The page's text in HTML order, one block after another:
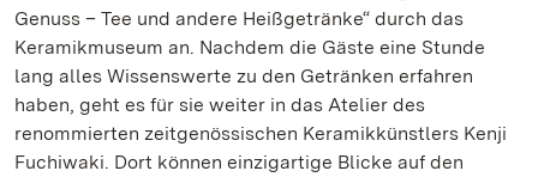
Genuss – Tee und andere Heißgetränke“ durch das
Keramikmuseum an. Nachdem die Gäste eine Stunde
lang alles Wissenswerte zu den Getränken erfahren
haben, geht es für sie weiter in das Atelier des
renommierten zeitgenössischen Keramikkünstlers Kenji
Fuchiwaki. Dort können einzigartige Blicke auf den